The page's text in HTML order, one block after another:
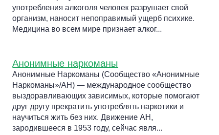
употребления алкоголя человек разрушает свой
организм, наносит непоправимый ущерб психике.
Медицина во всем мире признает алког...
Анонимные наркоманы
Анонимные Наркоманы (Сообщество «Анонимные
Наркоманы»/АН) — международное сообщество
выздоравливающих зависимых, которые помогают
друг другу прекратить употреблять наркотики и
научиться жить без них. Движение АН,
зародившееся в 1953 году, сейчас явля...